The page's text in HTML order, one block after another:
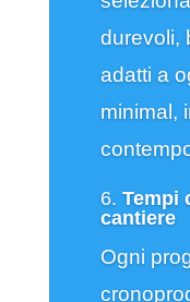
durevoli,
adatti a
minimal,
6. Tempi
cantiere
Ogni